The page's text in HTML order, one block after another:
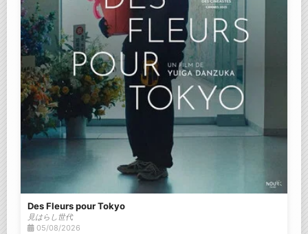
Des Fleurs pour Tokyo
見はらし世代
05/08/2026